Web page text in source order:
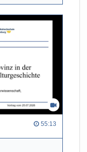
55:13